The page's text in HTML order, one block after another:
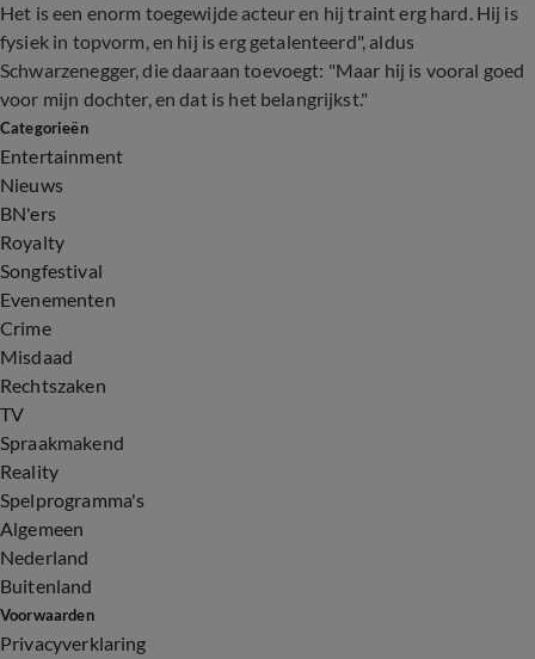
Het is een enorm toegewijde acteur en hij traint erg hard. Hij is
fysiek in topvorm, en hij is erg getalenteerd", aldus
Schwarzenegger, die daaraan toevoegt: "Maar hij is vooral goed
voor mijn dochter, en dat is het belangrijkst."
Categorieën
Entertainment
Nieuws
BN'ers
Royalty
Songfestival
Evenementen
Crime
Misdaad
Rechtszaken
TV
Spraakmakend
Reality
Spelprogramma's
Algemeen
Nederland
Buitenland
Voorwaarden
Privacyverklaring